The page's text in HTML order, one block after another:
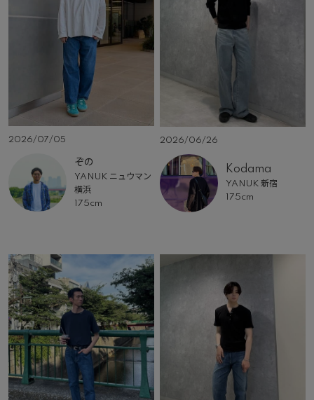
2026/07/05
ぞの
YANUK ニュウマン
横浜
175cm
2026/06/26
Kodama
YANUK 新宿
175cm